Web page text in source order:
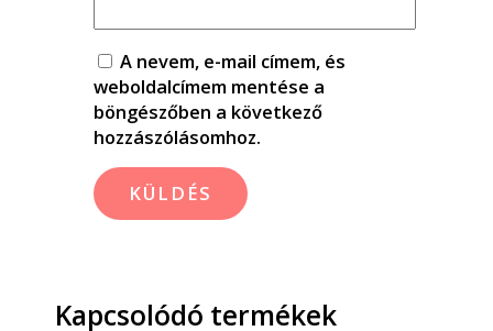
A nevem, e-mail címem, és
weboldalcímem mentése a
böngészőben a következő
hozzászólásomhoz.
Kapcsolódó termékek